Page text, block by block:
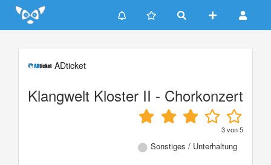
Update cookies preferences
ADticket
Klangwelt Kloster II - Chorkonzert
3von5
Sonstiges / Unterhaltung